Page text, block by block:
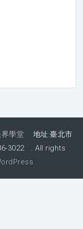
話劇
學堂 地址:臺北市
3022 . All rights